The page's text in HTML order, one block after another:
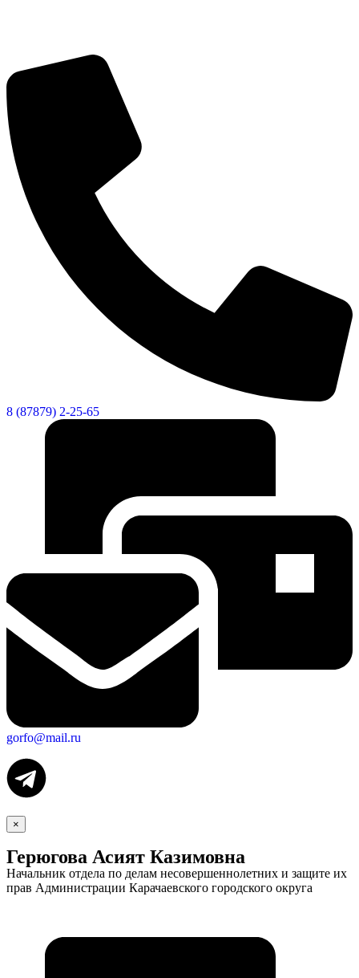
Экономика
8 (87879) 2-25-65
gorfo@mail.ru
×
Герюгова Асият Казимовна
Начальник отдела по делам несовершеннолетних и защите их
прав Администрации Карачаевского городского округа